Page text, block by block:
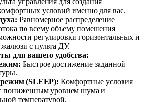
управления для создания
условий именно для вас.
Равномерное распределение
по всему объему помещения
регулировки горизонтальных и
с пульта ДУ.
для вашего удобства:
Быстрое достижение заданной
(SLEEP): Комфортные условия
пониженным уровнем шума и
температурой.